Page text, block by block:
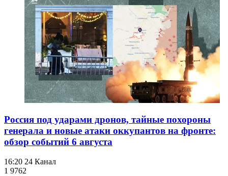
Россия под ударами дронов, тайные похороны
генерала и новые атаки оккупантов на фронте:
обзор событий 6 августа
16:20 24 Канал
1 9762